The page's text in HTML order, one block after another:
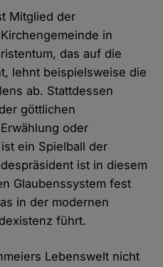
Mitglied der
in
das auf die
lehnt beispielsweise die
ab. Stattdessen
göttlichen
oder
ein Spielball der
ist in diesem
Glaubenssystem fest
in der modernen
führt.
Lebenswelt nicht